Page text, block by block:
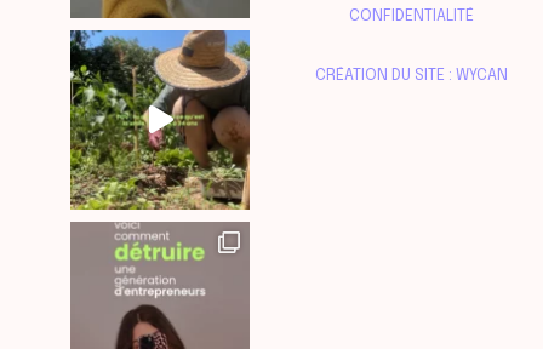
CONFIDENTIALITÉ
CRÉATION DU SITE : WYCAN